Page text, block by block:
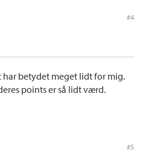
#4
har betydet meget lidt for mig.
points er så lidt værd.
#5